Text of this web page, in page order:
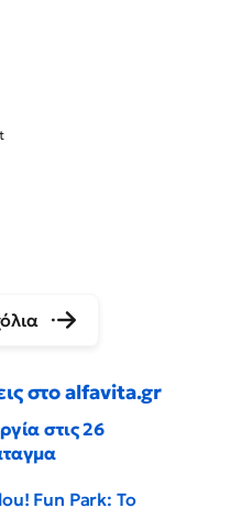
στο alfavita.gr
στις 26
Fun Park: Το